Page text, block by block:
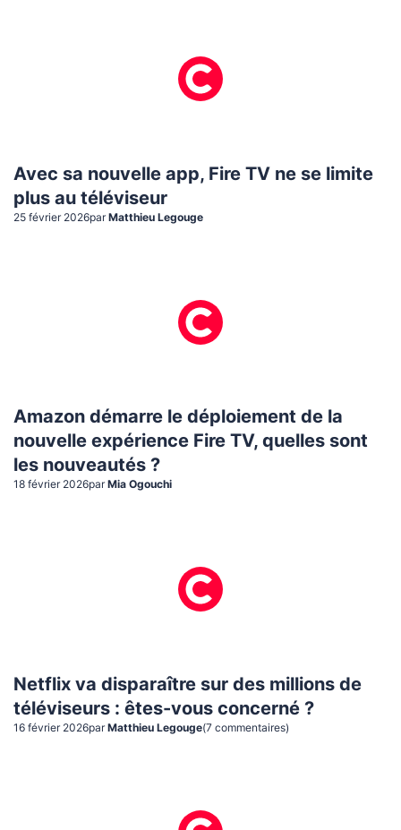
Avec sa nouvelle app, Fire TV ne se limite
plus au téléviseur
25 février 2026par Matthieu Legouge
Amazon démarre le déploiement de la
nouvelle expérience Fire TV, quelles sont
les nouveautés ?
18 février 2026par Mia Ogouchi
Netflix va disparaître sur des millions de
téléviseurs : êtes-vous concerné ?
16 février 2026par Matthieu Legouge(7 commentaires)